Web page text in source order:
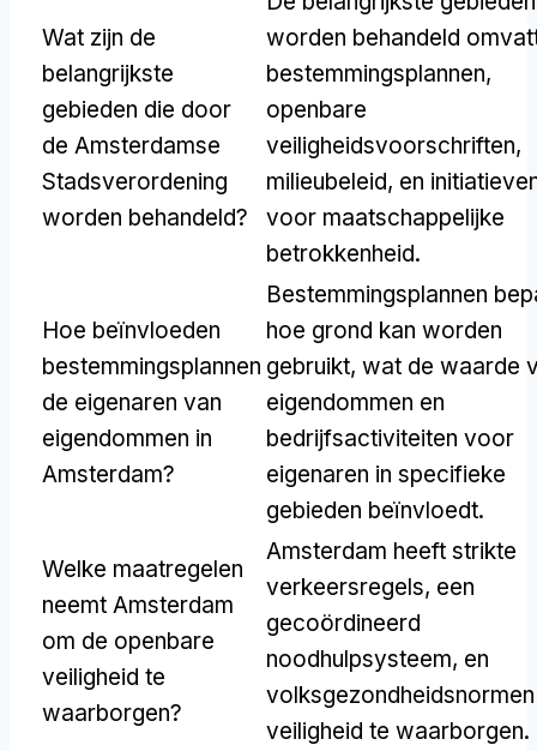
Wat zijn de
belangrijkste
gebieden die door
de Amsterdamse
Stadsverordening
worden behandeld?
worden behandeld
bestemmingsplannen,
openbare
veiligheidsvoorschriften,
milieubeleid, en
voor maatschappelijke
betrokkenheid.
Hoe beïnvloeden
bestemmingsplannen
de eigenaren van
eigendommen in
Amsterdam?
Bestemmingsplannen
hoe grond kan worden
gebruikt, wat de waarde
eigendommen en
bedrijfsactiviteiten voor
eigenaren in specifieke
gebieden beïnvloedt.
Welke maatregelen
neemt Amsterdam
om de openbare
veiligheid te
waarborgen?
Amsterdam heeft strikte
verkeersregels, een
gecoördineerd
noodhulpsysteem, en
veiligheid te waarborgen.